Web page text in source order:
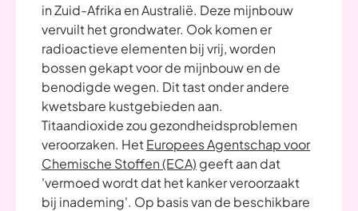
in Zuid-Afrika en Australië. Deze mijnbouw
vervuilt het grondwater. Ook komen er
radioactieve elementen bij vrij, worden
bossen gekapt voor de mijnbouw en de
benodigde wegen. Dit tast onder andere
kwetsbare kustgebieden aan.
Titaandioxide zou gezondheidsproblemen
veroorzaken. HetEuropees Agentschap voor
Chemische Stoffen (ECA) geeft aan dat
'vermoed wordt dat het kanker veroorzaakt
bij inademing'. Op basis van de beschikbare